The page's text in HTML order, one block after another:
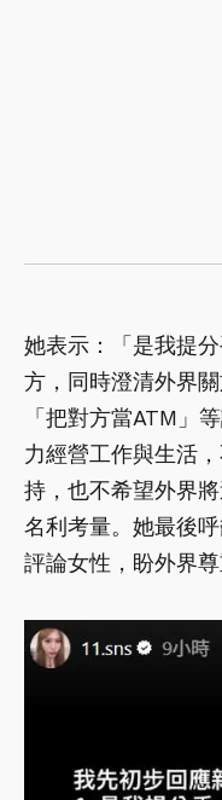
她表示：「是我提
方，同時澄清外界
「把對方當ATM」
力經營工作與生活
持，也不希望外界
名利考量。她最後
評論女性，盼外界尊